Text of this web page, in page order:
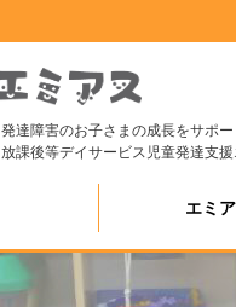
発達障害のお子さまの成長をサポー
放課後等デイサービス児童発達支
エミ